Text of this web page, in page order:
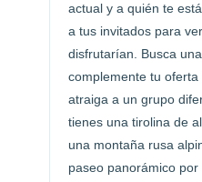
actual y a quién te
a tus invitados para
disfrutarían. Busca
complemente tu
atraiga a un grupo
tienes una tirolina de
una montaña rusa
paseo panorámico